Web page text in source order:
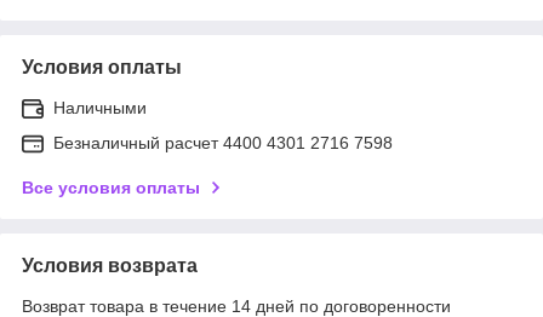
Условия оплаты
Наличными
Безналичный расчет 4400 4301 2716 7598
Все условия оплаты
Условия возврата
Возврат товара в течение 14 дней по договоренности